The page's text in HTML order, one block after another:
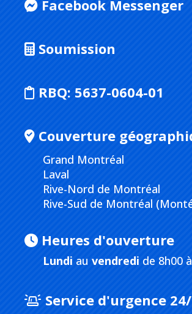
Facebook Messenger
Soumission
RBQ: 5637-0604-01
Couverture
Grand Montréal
Laval
Rive-Nord de Montréal
Rive-Sud de Montréal
Heures d'ouverture
Lundi au vendredi de 8h00
Service d'urgence